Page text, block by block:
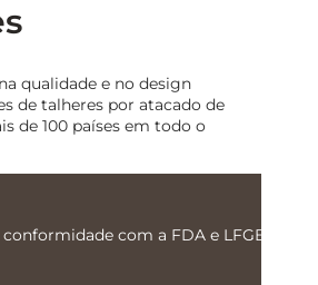
qualidade e no design
de talheres por atacado de
de 100 países em todo o
com a FDA e LFGB